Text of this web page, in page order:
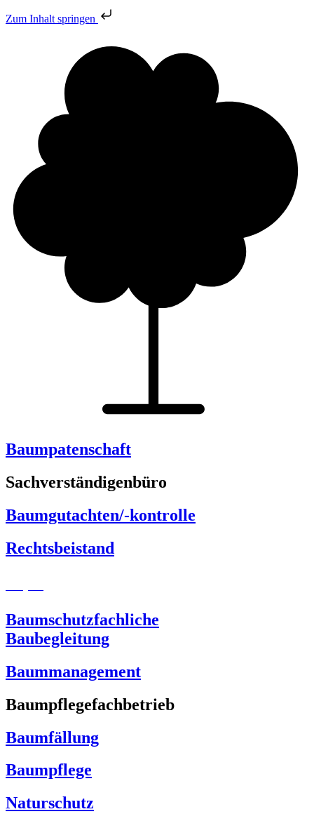
Zum Inhalt springen
Baumpatenschaft
Sachverständigenbüro
Baumgutachten/-kontrolle
Rechtsbeistand
Baumschutzfachliche
Baubegleitung
Baummanagement
Baumpflegefachbetrieb
Baumfällung
Baumpflege
Naturschutz